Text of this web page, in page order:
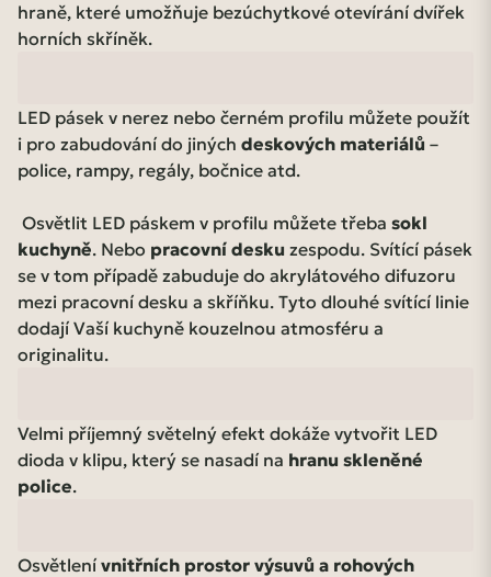
hraně, které umožňuje bezúchytkové otevírání dvířek
horních skříněk.
LED pásek v nerez nebo černém profilu můžete použít
i pro zabudování do jiných deskových materiálů –
police, rampy, regály, bočnice atd.
Osvětlit LED páskem v profilu můžete třeba sokl
kuchyně. Nebo pracovní desku zespodu. Svítící pásek
se v tom případě zabuduje do akrylátového difuzoru
mezi pracovní desku a skříňku. Tyto dlouhé svítící linie
dodají Vaší kuchyně kouzelnou atmosféru a
originalitu.
Velmi příjemný světelný efekt dokáže vytvořit LED
dioda v klipu, který se nasadí na hranu skleněné
police.
Osvětlení vnitřních prostor výsuvů a rohových